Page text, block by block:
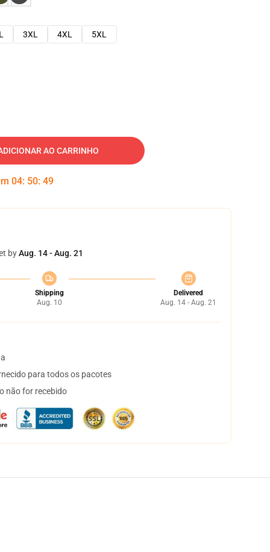
3XL 4XL
5XL
AO CARRINHO
04: 50: 48
byAug. 14 - Aug. 21
Shipping
Aug. 10
Delivered
Aug. 14 - Aug. 21
para todos os pacotes
não for recebido